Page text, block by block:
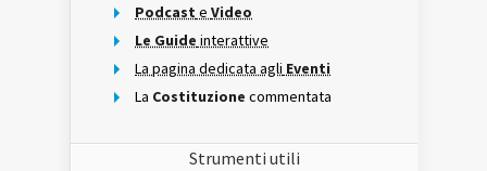
Podcast e Video
Le Guide interattive
La pagina dedicata agli Eventi
La Costituzione commentata
Strumenti utili